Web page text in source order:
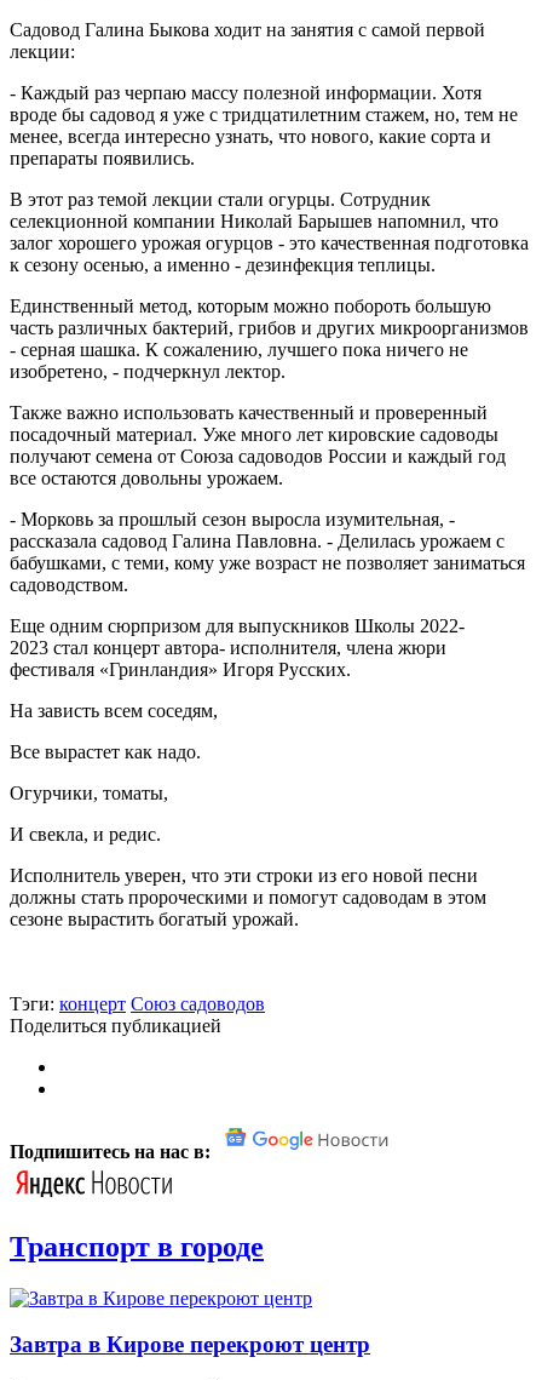
Садовод Галина Быкова ходит на занятия с самой первой
лекции:
- Каждый раз черпаю массу полезной информации. Хотя
вроде бы садовод я уже с тридцатилетним стажем, но, тем не
менее, всегда интересно узнать, что нового, какие сорта и
препараты появились.
В этот раз темой лекции стали огурцы. Сотрудник
селекционной компании Николай Барышев напомнил, что
залог хорошего урожая огурцов - это качественная подготовка
к сезону осенью, а именно - дезинфекция теплицы.
Единственный метод, которым можно побороть большую
часть различных бактерий, грибов и других микроорганизмов
- серная шашка. К сожалению, лучшего пока ничего не
изобретено, - подчеркнул лектор.
Также важно использовать качественный и проверенный
посадочный материал. Уже много лет кировские садоводы
получают семена от Союза садоводов России и каждый год
все остаются довольны урожаем.
- Морковь за прошлый сезон выросла изумительная, -
рассказала садовод Галина Павловна. - Делилась урожаем с
бабушками, с теми, кому уже возраст не позволяет заниматься
садоводством.
Еще одним сюрпризом для выпускников Школы 2022-
2023 стал концерт автора- исполнителя, члена жюри
фестиваля «Гринландия» Игоря Русских.
На зависть всем соседям,
Все вырастет как надо.
Огурчики, томаты,
И свекла, и редис.
Исполнитель уверен, что эти строки из его новой песни
должны стать пророческими и помогут садоводам в этом
сезоне вырастить богатый урожай.
Тэги: концерт Союз садоводов
Поделиться публикацией
Подпишитесь на нас в:
Транспорт в городе
Завтра в Кирове перекроют центр